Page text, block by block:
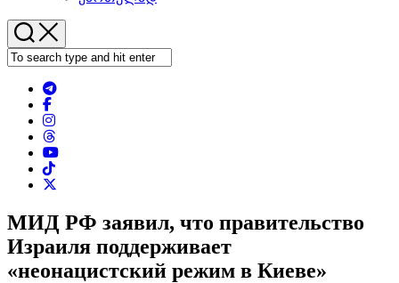
МИД РФ заявил, что правительство
Израиля поддерживает
«неонацистский режим в Киеве»